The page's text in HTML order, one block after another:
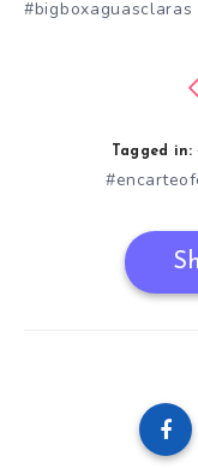
#bigboxaguasclaras
Tagged in: